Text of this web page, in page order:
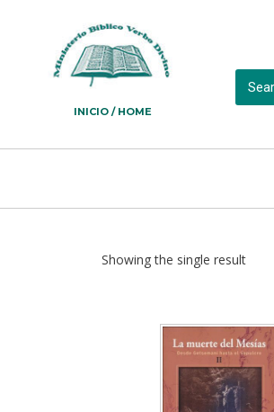
INICIO / HOME
Showing the single result